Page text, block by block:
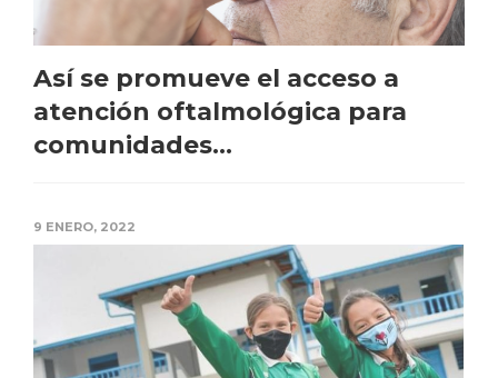
Así se promueve el acceso a
atención oftalmológica para
comunidades...
9 ENERO, 2022